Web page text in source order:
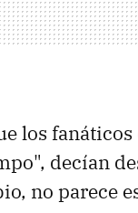
los
decían
no parece